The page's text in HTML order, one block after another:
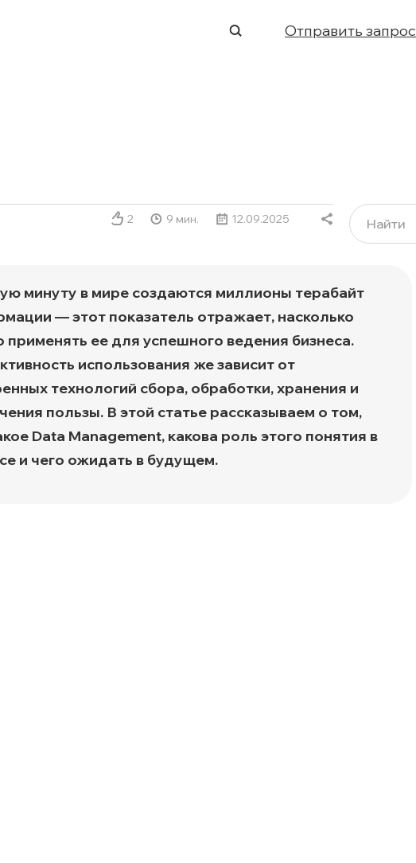
Отправить запрос
Process Mining
инфраструктуры
Заказная разработка ПО
Транспортная экспертиза
2 9 мин. 12.09.2025
минуту в мире создаются миллионы терабайт
— этот показатель отражает, насколько
применять ее для успешного ведения бизнеса.
использования же зависит от
технологий сбора, обработки, хранения и
пользы. В этой статье рассказываем о том,
Data Management, какова роль этого понятия в
и чего ожидать в будущем.